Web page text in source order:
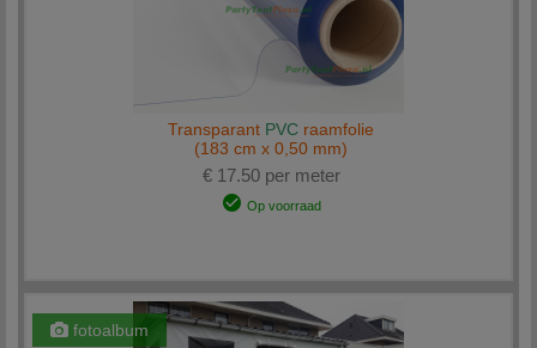
Transparant PVC raamfolie
(183 cm x 0,50 mm)
€ 17.50 per meter
Op voorraad
fotoalbum